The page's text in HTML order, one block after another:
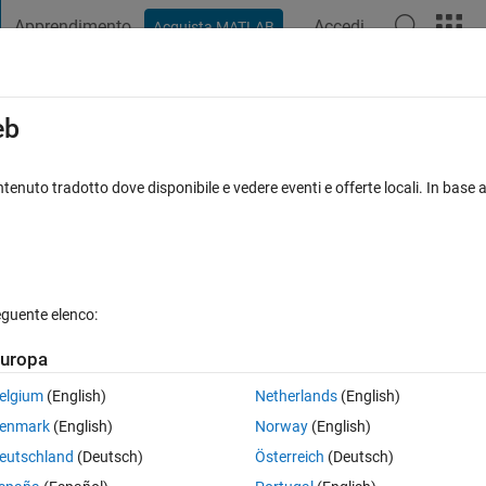
Apprendimento Acquista MATLAB Accedi
Value from netcdf file
0 voti
value, I used following comment it doesn't work. Thanks in advance.
tradotto dove disponibile e vedere eventi e offerte locali. In
elenco:
(English)
(English)
(Deutsch)
Netherlands(English)
Norway(English)
Österreich (Deutsch)